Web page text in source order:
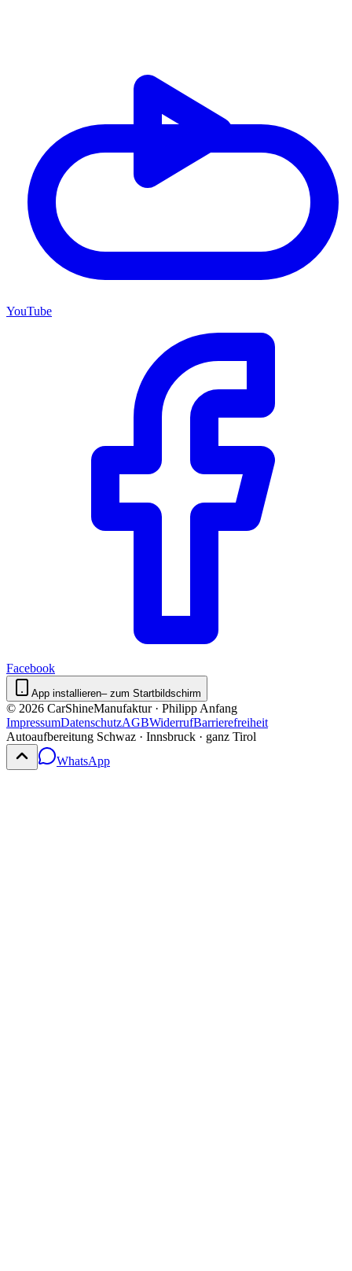
YouTube
Facebook
App installieren– zum Startbildschirm
© 2026 CarShineManufaktur · Philipp Anfang
ImpressumDatenschutzAGBWiderrufBarrierefreiheit
Autoaufbereitung Schwaz · Innsbruck · ganz Tirol
WhatsApp